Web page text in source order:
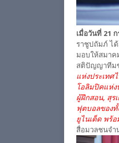
เมื่อวันที่ 21
ราชูปถัมภ์ ไ
มอบให้สมาค
สติปัญญาทีมช
แห่งประเทศ
โอลิมปิคแห่ง
ผู้ฝึกสอน, สุร
ฟุตบอลของทั้
ยูไนเต็ด พร้
สื่อมวลชนจำ